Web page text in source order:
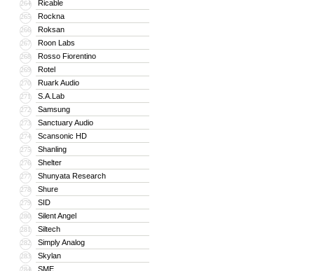
264 Ricable
265 Rockna
266 Roksan
267 Roon Labs
268 Rosso Fiorentino
269 Rotel
270 Ruark Audio
271 S.A.Lab
272 Samsung
273 Sanctuary Audio
274 Scansonic HD
275 Shanling
276 Shelter
277 Shunyata Research
278 Shure
279 SID
280 Silent Angel
281 Siltech
282 Simply Analog
283 Skylan
284 SME